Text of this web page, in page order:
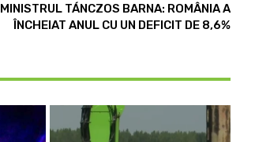
MINISTRUL TÁNCZOS BARNA: ROMÂNIA A
ÎNCHEIAT ANUL CU UN DEFICIT DE 8,6%